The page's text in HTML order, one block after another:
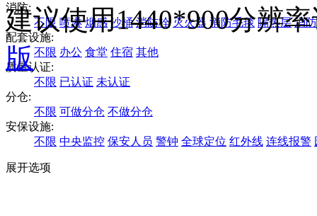
消防:
不限 喷淋 烟感 沙桶 消防栓 灭火器 消防毛毯 隔热层 消
配套设施:
不限 办公 食堂 住宿 其他
质量认证:
不限 已认证 未认证
分仓:
不限 可做分仓 不做分仓
安保设施:
不限 中央监控 保安人员 警钟 全球定位 红外线 连线报警
展开选项
建议使用1440*900分辨
版